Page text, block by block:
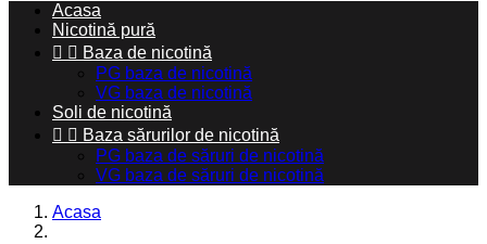
Acasa
Nicotină pură
  Baza de nicotină
PG baza de nicotină
VG baza de nicotină
Soli de nicotină
  Baza sărurilor de nicotină
PG baza de săruri de nicotină
VG baza de săruri de nicotină
Acasa